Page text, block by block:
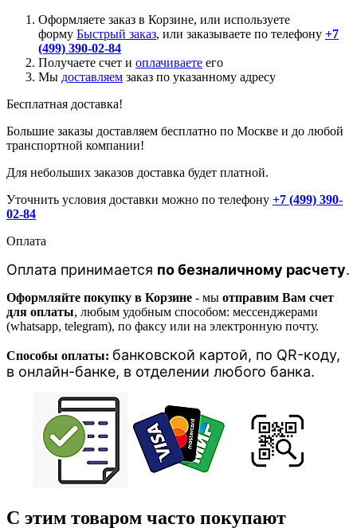
Оформляете заказ в Корзине, или используете
форму Быстрый заказ, или заказываете по телефону +7
(499) 390-02-84
Получаете счет и оплачиваете его
Мы доставляем заказ по указанному адресу
Бесплатная доставка!
Большие заказы доставляем бесплатно по Москве и до любой
транспортной компании!
Для небольших заказов доставка будет платной.
Уточнить условия доставки можно по телефону +7 (499) 390-
02-84
Оплата
Оплата принимается по безналичному расчету.
Оформляйте покупку в Корзине - мы отправим Вам счет
для оплаты, любым удобным способом: мессенджерами
(whatsapp, telegram), по факсу или на электронную почту.
Способы оплаты: банковской картой, по QR-коду,
в онлайн-банке, в отделении любого банка.
С этим товаром часто покупают